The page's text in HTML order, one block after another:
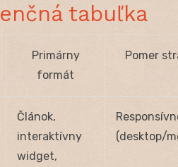
tabuľka
Primárny
formát
Pomer
Článok,
interaktívny
widget,
(desktop/